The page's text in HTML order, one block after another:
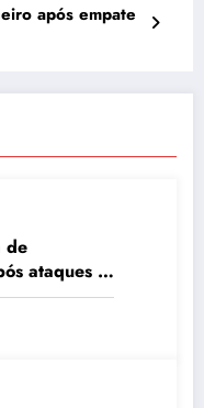
após empate
de
ataques e